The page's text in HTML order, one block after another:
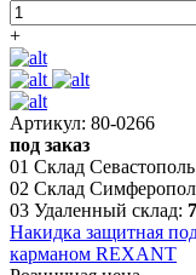
+
Артикул: 80-0266
под заказ
01 Склад
02 Склад
03 Удаленный склад:
Накидка защитная
карманом REXANT